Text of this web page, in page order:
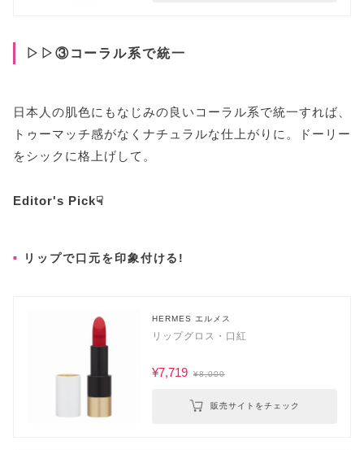
▷▷③コーラル系で統一
日本人の肌色にもなじみの良いコーラル系で統一すれば、
トゥーマッチ感がなくナチュラルな仕上がりに。ドーリー
をシックに格上げして。
Editor's Pick☟
リップで口元を印象付ける!
HERMES エルメス
リップグロス・口紅
¥7,719 ¥8,000
販売サイトをチェック